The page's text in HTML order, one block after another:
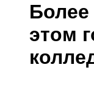
этом